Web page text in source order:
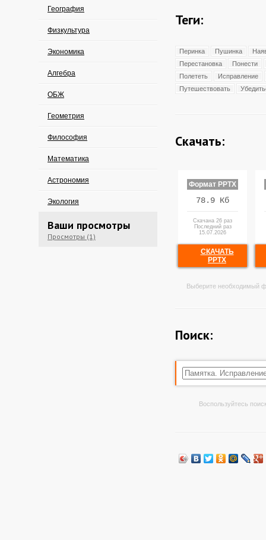
География
Физкультура
Экономика
Алгебра
ОБЖ
Геометрия
Философия
Математика
Астрономия
Экология
Ваши просмотры
Просмотры (1)
Теги:
Перинка Пушинка
Перестановка
Понести
Полететь
Исправление
Путешествовать
Скачать:
Формат PPTX
78.9 Кб
Скачана 26 раз
Последний раз
15.07.2026
СКАЧАТЬ
PPTX
Выберите необходимый
Поиск:
Воспользуйтесь